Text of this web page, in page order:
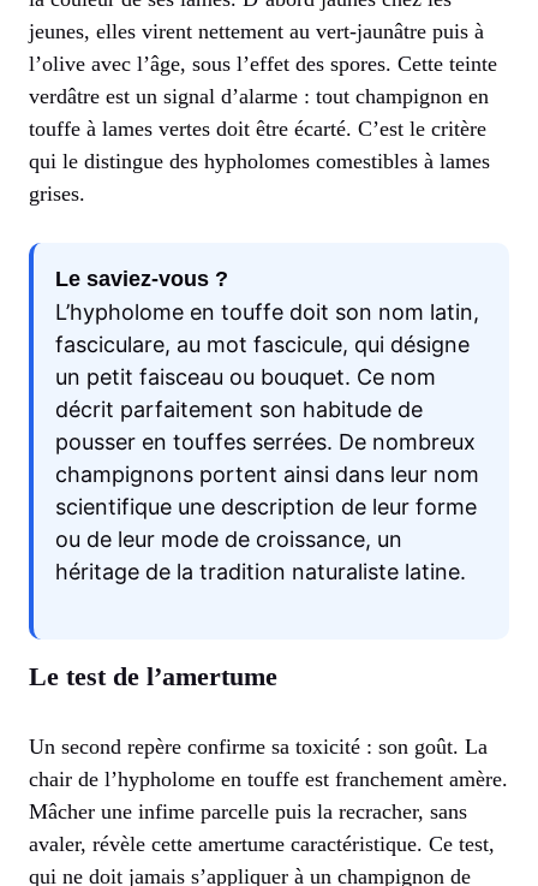
jeunes, elles virent nettement au vert-jaunâtre puis à
l’olive avec l’âge, sous l’effet des spores. Cette teinte
verdâtre est un signal d’alarme : tout champignon en
touffe à lames vertes doit être écarté. C’est le critère
qui le distingue des hypholomes comestibles à lames
grises.
Le saviez-vous ?
L’hypholome en touffe doit son nom latin,
fasciculare, au mot fascicule, qui désigne
un petit faisceau ou bouquet. Ce nom
décrit parfaitement son habitude de
pousser en touffes serrées. De nombreux
champignons portent ainsi dans leur nom
scientifique une description de leur forme
ou de leur mode de croissance, un
héritage de la tradition naturaliste latine.
Le test de l’amertume
Un second repère confirme sa toxicité : son goût. La
chair de l’hypholome en touffe est franchement amère.
Mâcher une infime parcelle puis la recracher, sans
avaler, révèle cette amertume caractéristique. Ce test,
qui ne doit jamais s’appliquer à un champignon de